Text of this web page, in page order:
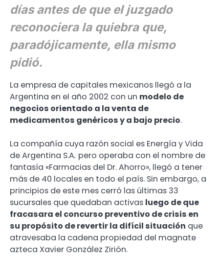
días antes de que el juzgado
reconociera la quiebra que,
paradójicamente, ella mismo
pidió.
La empresa de capitales mexicanos llegó a la
Argentina en el año 2002 con un modelo de
negocios orientado a la venta de
medicamentos genéricos y a bajo precio.
La compañía cuya razón social es Energía y Vida
de Argentina S.A. pero operaba con el nombre de
fantasía «Farmacias del Dr. Ahorro», llegó a tener
más de 40 locales en todo el país. Sin embargo, a
principios de este mes cerró las últimas 33
sucursales que quedaban activas luego de que
fracasara el concurso preventivo de crisis en
su propósito de revertir la difícil situación que
atravesaba la cadena propiedad del magnate
azteca Xavier González Zirión.